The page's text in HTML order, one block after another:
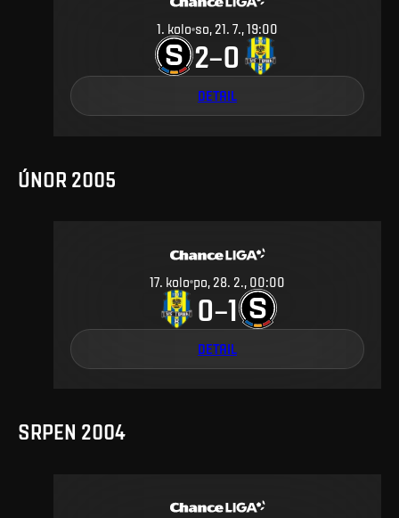
1. kolo so, 21. 7., 19:00
2–0
DETAIL
ÚNOR 2005
17. kolo po, 28. 2., 00:00
0–1
DETAIL
SRPEN 2004